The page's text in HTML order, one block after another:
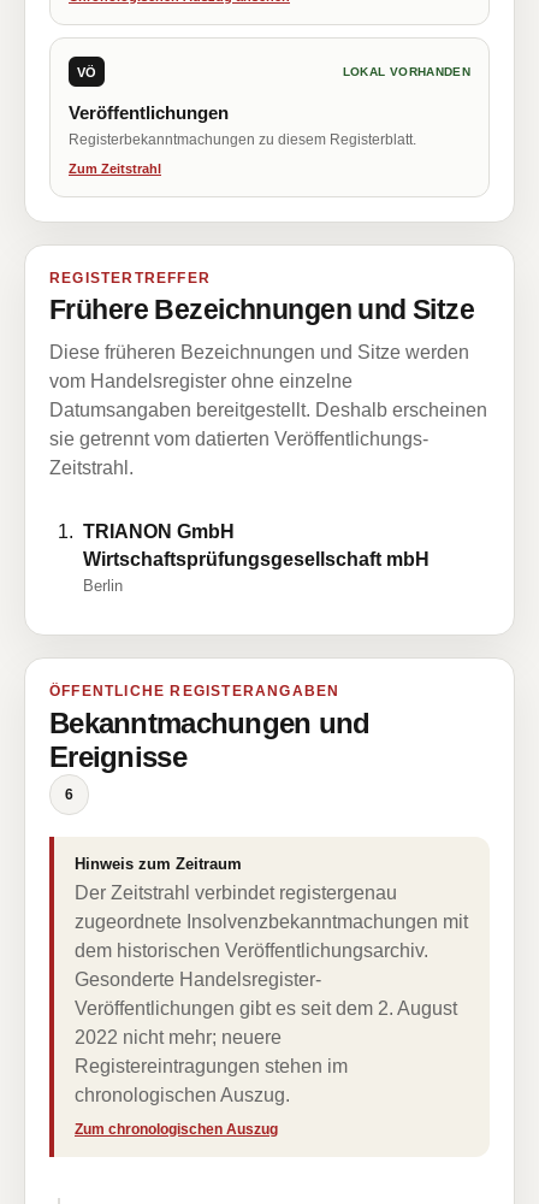
VÖ LOKAL VORHANDEN
Veröffentlichungen
Registerbekanntmachungen zu diesem Registerblatt.
Zum Zeitstrahl
REGISTERTREFFER
Frühere Bezeichnungen und Sitze
Diese früheren Bezeichnungen und Sitze werden
vom Handelsregister ohne einzelne
Datumsangaben bereitgestellt. Deshalb erscheinen
sie getrennt vom datierten Veröffentlichungs-
Zeitstrahl.
TRIANON GmbH
Wirtschaftsprüfungsgesellschaft mbH
Berlin
ÖFFENTLICHE REGISTERANGABEN
Bekanntmachungen und
Ereignisse
6
Hinweis zum Zeitraum
Der Zeitstrahl verbindet registergenau
zugeordnete Insolvenzbekanntmachungen mit
dem historischen Veröffentlichungsarchiv.
Gesonderte Handelsregister-
Veröffentlichungen gibt es seit dem 2. August
2022 nicht mehr; neuere
Registereintragungen stehen im
chronologischen Auszug.
Zum chronologischen Auszug